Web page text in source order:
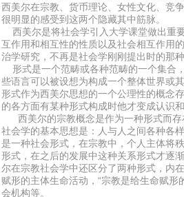
西美尔在宗教、货币理论、女性文化、竞
很明显的感受到这两个隐藏其中筋脉。
西美尔是将社会学引入大学课堂做出重
互作用和相互性的性质以及社会相互作用
治学研究，不再是社会学刚刚提出时的那
形式是一个范畴或各种范畴的一个集合
些语言可以被设想为构成一个整体世界或
形式作为西美尔思想的一个公理性的概念
的各方面有某种形式构成时他才变成认识
西美尔的宗教概念是作为一种形式而存
社会学的基本思想是：人与人之间各种各
是一种社会形式，在宗教中，个人主体将
形式，在之后的发展中这种关系形式才逐
尔在宗教社会学中还区分了两种形式，内
赋形的主体生命活动，“宗教是给生命赋
会机构等。